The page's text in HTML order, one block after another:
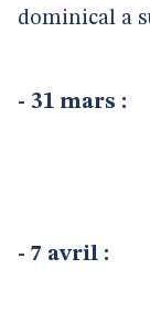
dominical a
- 31 mars :
- 7 avril :